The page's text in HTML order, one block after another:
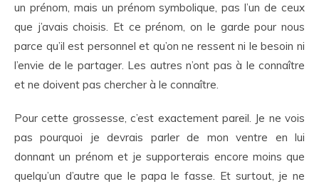
un prénom, mais un prénom symbolique, pas l’un de ceux
que j’avais choisis. Et ce prénom, on le garde pour nous
parce qu’il est personnel et qu’on ne ressent ni le besoin ni
l’envie de le partager. Les autres n’ont pas à le connaître
et ne doivent pas chercher à le connaître.
Pour cette grossesse, c’est exactement pareil. Je ne vois
pas pourquoi je devrais parler de mon ventre en lui
donnant un prénom et je supporterais encore moins que
quelqu’un d’autre que le papa le fasse. Et surtout, je ne